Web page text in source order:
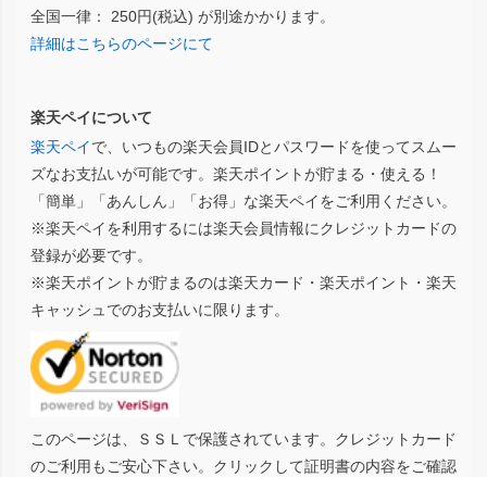
全国一律： 250円(税込) が別途かかります。
詳細はこちらのページにて
楽天ペイについて
楽天ペイで、いつもの楽天会員IDとパスワードを使ってスムー
ズなお支払いが可能です。楽天ポイントが貯まる・使える！
「簡単」「あんしん」「お得」な楽天ペイをご利用ください。
※楽天ペイを利用するには楽天会員情報にクレジットカードの
登録が必要です。
※楽天ポイントが貯まるのは楽天カード・楽天ポイント・楽天
キャッシュでのお支払いに限ります。
このページは、ＳＳＬで保護されています。クレジットカード
のご利用もご安心下さい。クリックして証明書の内容をご確認